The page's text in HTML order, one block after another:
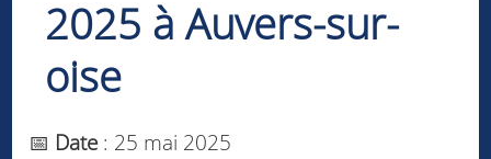
2025 à Auvers-sur-
oise
📅 Date : 25 mai 2025